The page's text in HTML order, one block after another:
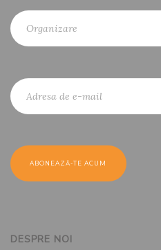
DESPRE NOI